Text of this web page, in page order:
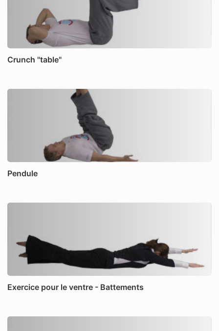
Crunch "table"
Pendule
Exercice pour le ventre - Battements